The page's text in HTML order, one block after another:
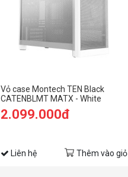
Vỏ case Montech TEN Black
CATENBLMT MATX - White
2.099.000đ
Liên hệ Thêm vào giỏ